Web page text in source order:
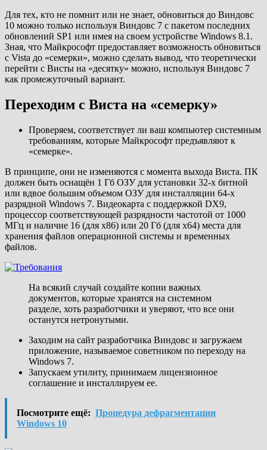
Для тех, кто не помнит или не знает, обновиться до Виндовс
10 можно только используя Виндовс 7 с пакетом последних
обновлений SP1 или имея на своем устройстве Windows 8.1.
Зная, что Майкрософт предоставляет возможность обновиться
с Vista до «семерки», можно сделать вывод, что теоретически
перейти с Висты на «десятку» можно, используя Виндовс 7
как промежуточный вариант.
Переходим с Виста на «семерку»
Проверяем, соответствует ли ваш компьютер системным
требованиям, которые Майкрософт предъявляют к
«семерке».
В принципе, они не изменяются с момента выхода Виста. ПК
должен быть оснащён 1 Гб ОЗУ для установки 32-х битной
или вдвое большим объемом ОЗУ для инсталляции 64-х
разрядной Windows 7. Видеокарта с поддержкой DX9,
процессор соответствующей разрядности частотой от 1000
МГц и наличие 16 (для x86) или 20 Гб (для x64) места для
хранения файлов операционной системы и временных
файлов.
На всякий случай создайте копии важных
документов, которые хранятся на системном
разделе, хоть разработчики и уверяют, что все они
останутся нетронутыми.
Заходим на сайт разработчика Виндовс и загружаем
приложение, называемое советником по переходу на
Windows 7.
Запускаем утилиту, принимаем лицензионное
соглашение и инсталлируем ее.
Посмотрите ещё: Процедура дефрагментации
Windows 10